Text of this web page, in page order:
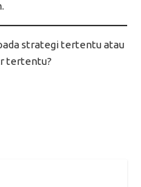
strategi tertentu atau
tertentu?